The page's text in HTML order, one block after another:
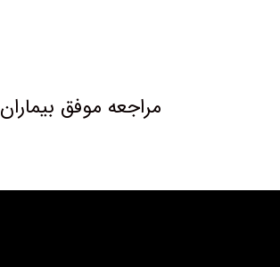
مراجعه موفق بیماران